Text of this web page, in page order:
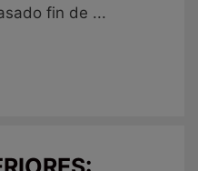
fin de ...